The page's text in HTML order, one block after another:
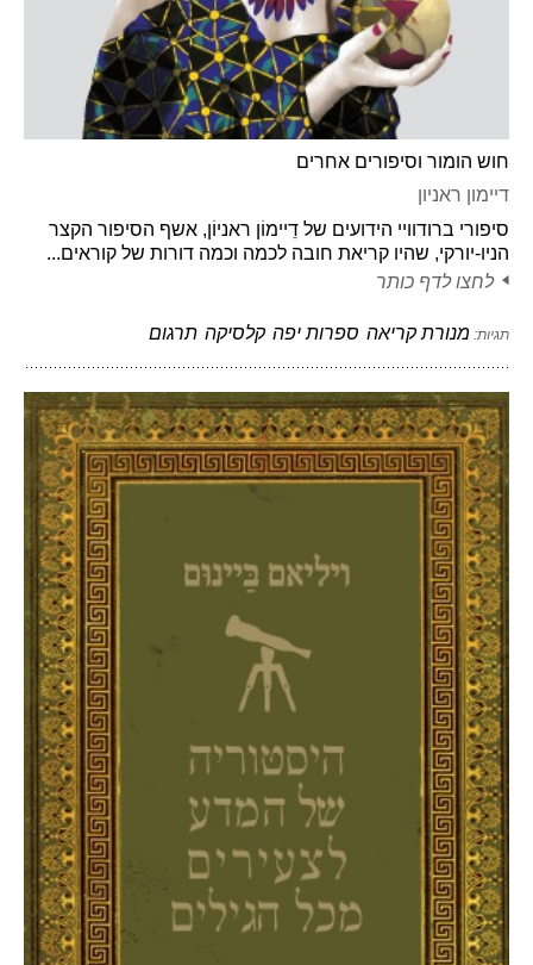
חוש הומור וסיפורים אחרים
דיימון ראניון
סיפורי ברודוויי הידועים של דֵיימוֹן ראניוֹן, אשף הסיפור הקצר
הניו-יורקי, שהיו קריאת חובה לכמה וכמה דורות של קוראים...
לחצו לדף כותר
תגיות: מנורת קריאה ספרות יפה קלסיקה תרגום